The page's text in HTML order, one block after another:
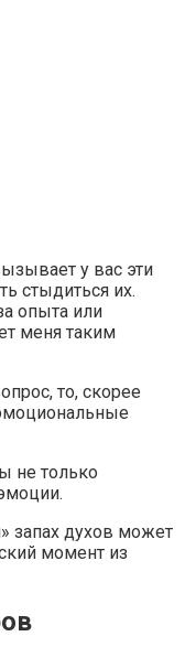
у вас эти
стыдиться их.
опыта или
меня таким
то, скорее
не только
запах духов может
момент из